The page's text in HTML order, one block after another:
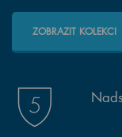
ZOBRAZIT KOLEKCI